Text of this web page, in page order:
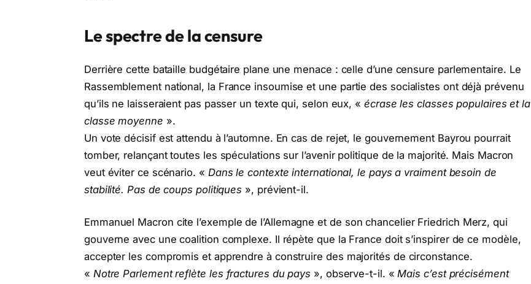
Le spectre de la censure
Derrière cette bataille budgétaire plane une menace : celle d’une censure parlementaire. Le
Rassemblement national, la France insoumise et une partie des socialistes ont déjà prévenu
qu’ils ne laisseraient pas passer un texte qui, selon eux, « écrase les classes populaires et la
classe moyenne ».
Un vote décisif est attendu à l’automne. En cas de rejet, le gouvernement Bayrou pourrait
tomber, relançant toutes les spéculations sur l’avenir politique de la majorité. Mais Macron
veut éviter ce scénario. « Dans le contexte international, le pays a vraiment besoin de
stabilité. Pas de coups politiques », prévient-il.
Emmanuel Macron cite l’exemple de l’Allemagne et de son chancelier Friedrich Merz, qui
gouverne avec une coalition complexe. Il répète que la France doit s’inspirer de ce modèle,
accepter les compromis et apprendre à construire des majorités de circonstance.
« Notre Parlement reflète les fractures du pays », observe-t-il. «Mais c’est précisément